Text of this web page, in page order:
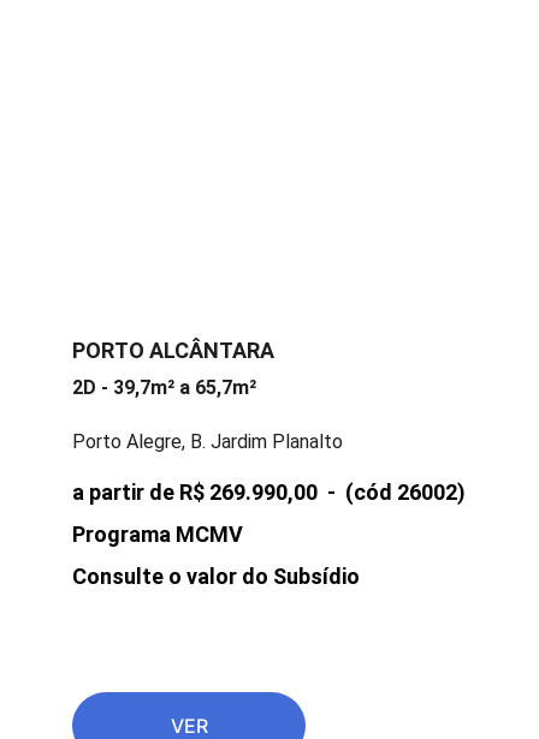
PORTO ALCÂNTARA
2D - 39,7m² a 65,7m²
Porto Alegre, B. Jardim Planalto
VER
a partir de R$ 269.990,00  - (cód 26002)
Programa MCMV
Consulte o valor do Subsídio